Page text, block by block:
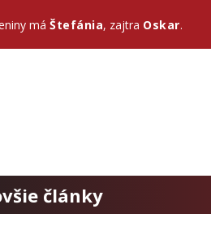
má Štefánia, zajtra Oskar.
články